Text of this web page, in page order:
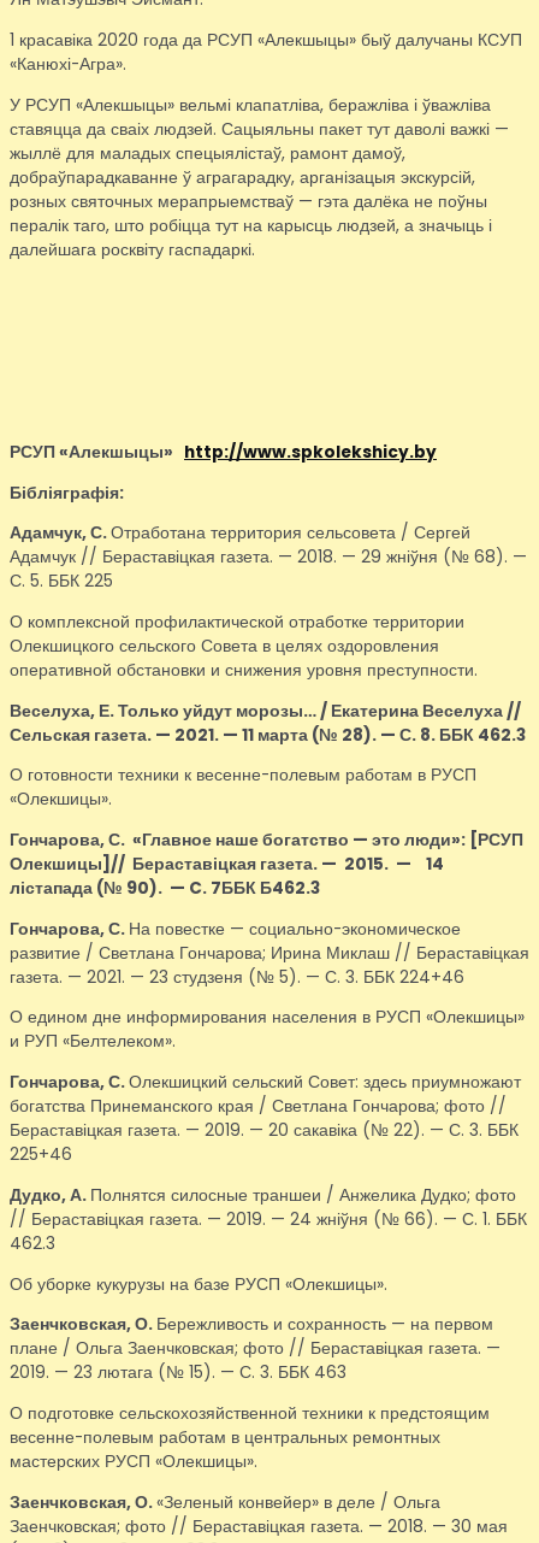
1 красавіка 2020 года да РСУП «Алекшыцы» быў далучаны КСУП
«Канюхі-Агра».
У РСУП «Алекшыцы» вельмі клапатліва, беражліва і ўважліва
ставяцца да сваіх людзей. Сацыяльны пакет тут даволі важкі —
жыллё для маладых спецыялістаў, рамонт дамоў,
добраўпарадкаванне ў аграгарадку, арганізацыя экскурсій,
розных святочных мерапрыемстваў — гэта далёка не поўны
пералік таго, што робіцца тут на карысць людзей, а значыць і
далейшага росквіту гаспадаркі.
РСУП «Алекшыцы» http://www.spkolekshicy.by
Бібліяграфія:
Адамчук, С.Отработана территория сельсовета / Сергей
Адамчук // Бераставіцкая газета. — 2018. — 29 жніўня (№ 68). —
С. 5. ББК 225
О комплексной профилактической отработке территории
Олекшицкого сельского Совета в целях оздоровления
оперативной обстановки и снижения уровня преступности.
Веселуха, Е.Только уйдут морозы… / Екатерина Веселуха //
Сельская газета. — 2021. — 11 марта (№ 28). — С. 8. ББК 462.3
О готовности техники к весенне-полевым работам в РУСП
«Олекшицы».
Гончарова, С. «Главное наше богатство — это люди»: [РСУП
Олекшицы] // Бераставіцкая газета. — 2015. — 14
лістапада (№ 90). — C. 7ББК Б462.3
Гончарова, С. На повестке — социально-экономическое
развитие / Светлана Гончарова; Ирина Миклаш // Бераставіцкая
газета. — 2021. — 23 студзеня (№ 5). — С. 3. ББК 224+46
О едином дне информирования населения в РУСП «Олекшицы»
и РУП «Белтелеком».
Гончарова, С.Олекшицкий сельский Совет: здесь приумножают
богатства Принеманского края / Светлана Гончарова; фото //
Бераставіцкая газета. — 2019. — 20 сакавіка (№ 22). — С. 3. ББК
225+46
Дудко, А. Полнятся силосные траншеи / Анжелика Дудко; фото
// Бераставіцкая газета. — 2019. — 24 жніўня (№ 66). — С. 1. ББК
462.3
Об уборке кукурузы на базе РУСП «Олекшицы».
Заенчковская, О. Бережливость и сохранность — на первом
плане / Ольга Заенчковская; фото // Бераставіцкая газета. —
2019. — 23 лютага (№ 15). — С. 3. ББК 463
О подготовке сельскохозяйственной техники к предстоящим
весенне-полевым работам в центральных ремонтных
мастерских РУСП «Олекшицы».
Заенчковская, О.«Зеленый конвейер» в деле / Ольга
Заенчковская; фото // Бераставіцкая газета. — 2018. — 30 мая